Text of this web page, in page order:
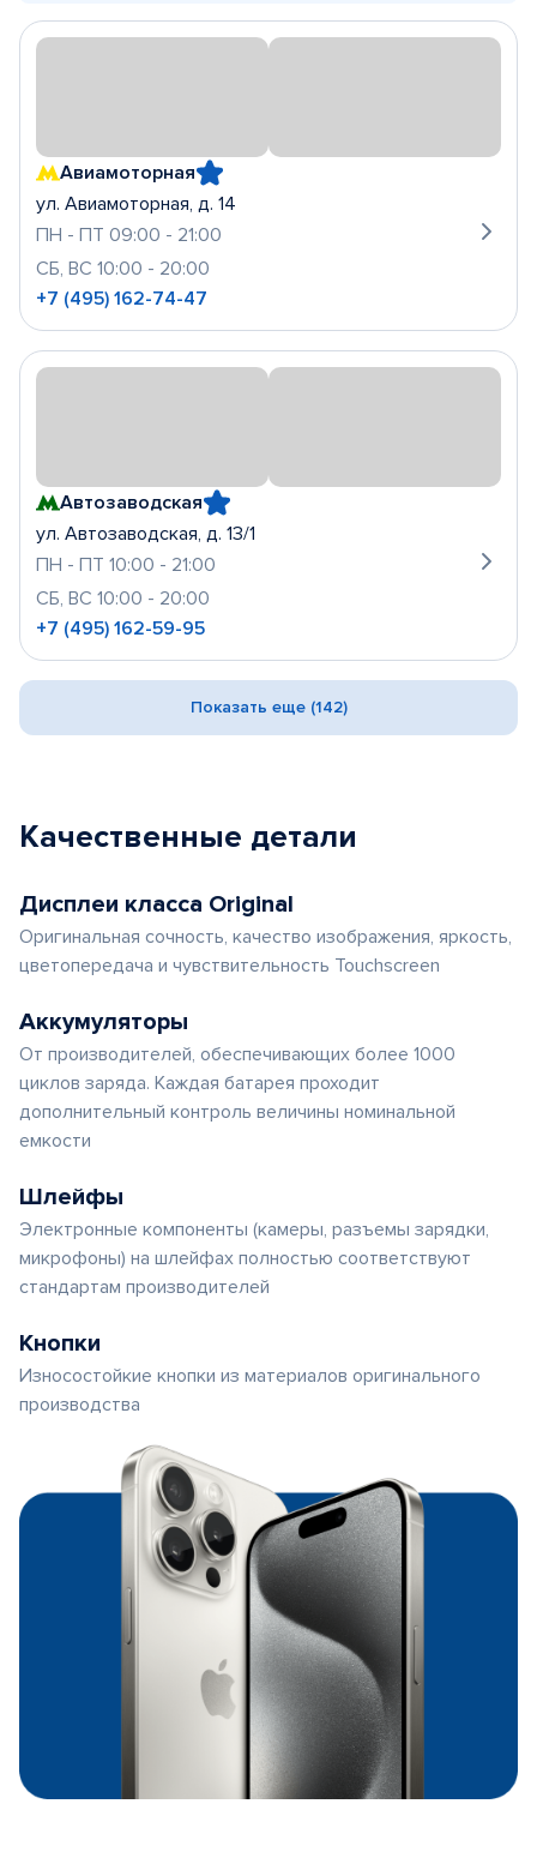
Авиамоторная
ул. Авиамоторная, д. 14
ПН - ПТ 09:00 - 21:00
СБ, ВС 10:00 - 20:00
+7 (495) 162-74-47
Автозаводская
ул. Автозаводская, д. 13/1
ПН - ПТ 10:00 - 21:00
СБ, ВС 10:00 - 20:00
+7 (495) 162-59-95
Показать еще (142)
Качественные детали
Дисплеи класса Original
Оригинальная сочность, качество изображения, яркость,
цветопередача и чувствительность Touchscreen
Аккумуляторы
От производителей, обеспечивающих более 1000
циклов заряда. Каждая батарея проходит
дополнительный контроль величины номинальной
емкости
Шлейфы
Электронные компоненты (камеры, разъемы зарядки,
микрофоны) на шлейфах полностью соответствуют
стандартам производителей
Кнопки
Износостойкие кнопки из материалов оригинального
производства